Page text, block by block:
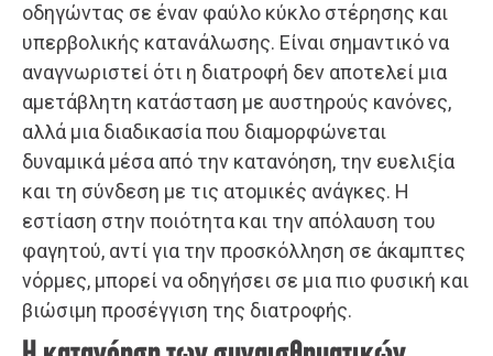
οδηγώντας σε έναν φαύλο κύκλο στέρησης και
υπερβολικής κατανάλωσης. Είναι σημαντικό να
αναγνωριστεί ότι η διατροφή δεν αποτελεί μια
αμετάβλητη κατάσταση με αυστηρούς κανόνες,
αλλά μια διαδικασία που διαμορφώνεται
δυναμικά μέσα από την κατανόηση, την ευελιξία
και τη σύνδεση με τις ατομικές ανάγκες. Η
εστίαση στην ποιότητα και την απόλαυση του
φαγητού, αντί για την προσκόλληση σε άκαμπτες
νόρμες, μπορεί να οδηγήσει σε μια πιο φυσική και
βιώσιμη προσέγγιση της διατροφής.